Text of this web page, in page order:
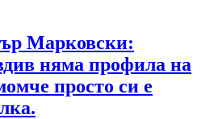
Марковски:
няма профила на
просто си е